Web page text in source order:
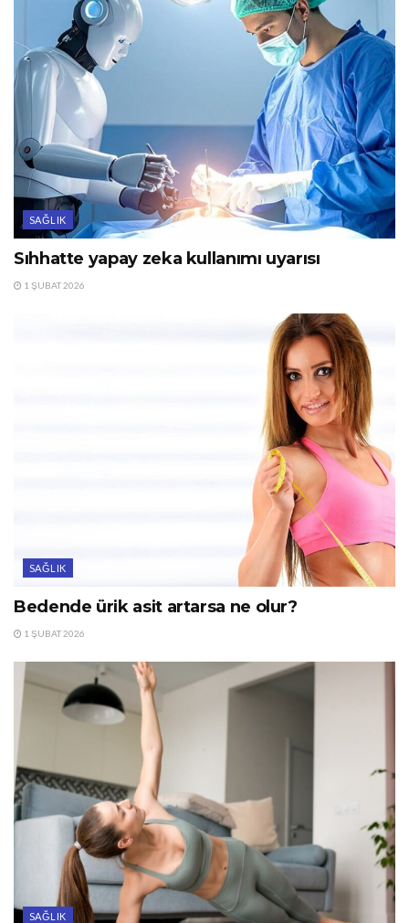
SAĞLIK
Sıhhatte yapay zeka kullanımı uyarısı
1 ŞUBAT 2026
SAĞLIK
Bedende ürik asit artarsa ne olur?
1 ŞUBAT 2026
SAĞLIK